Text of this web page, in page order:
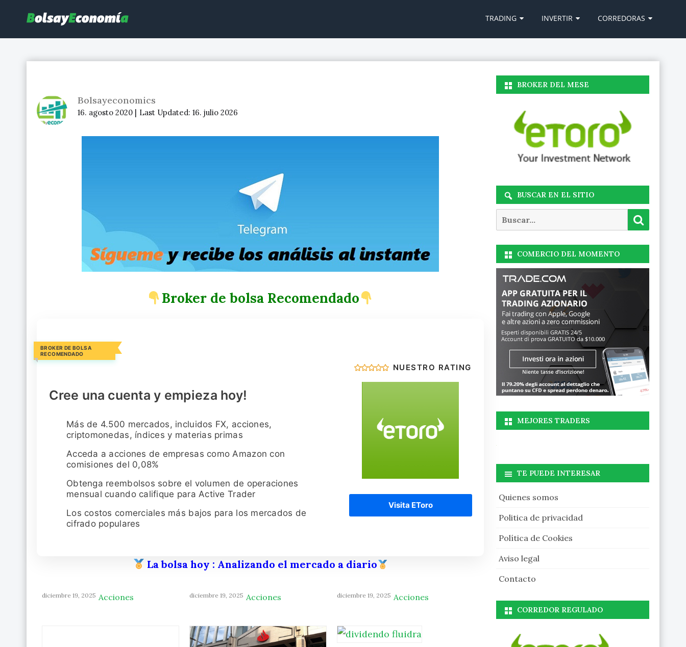
al
contenido
TRADING INVERTIR CORREDORAS
Bolsayeconomics
16. agosto 2020 | Last Updated: 16. julio 2026
Broker de bolsa Recomendado
BROKER DE BOLSA
RECOMENDADO
Cree una cuenta y empieza hoy!
NUESTRO RATING
Más de 4.500 mercados, incluidos FX, acciones,
criptomonedas, índices y materias primas
Acceda a acciones de empresas como Amazon con
comisiones del 0,08%
Obtenga reembolsos sobre el volumen de operaciones
mensual cuando califique para Active Trader
Los costos comerciales más bajos para los mercados de
cifrado populares
Visita EToro
La bolsa hoy : Analizando el mercado a diario
diciembre 19, 2025 Acciones diciembre 19, 2025 Acciones diciembre 19, 2025 Acciones
BROKER DEL MESE
BUSCAR EN EL SITIO
COMERCIO DEL MOMENTO
MEJORES TRADERS
TE PUEDE INTERESAR
Quienes somos
Politica de privacidad
Política de Cookies
Aviso legal
Contacto
CORREDOR REGULADO